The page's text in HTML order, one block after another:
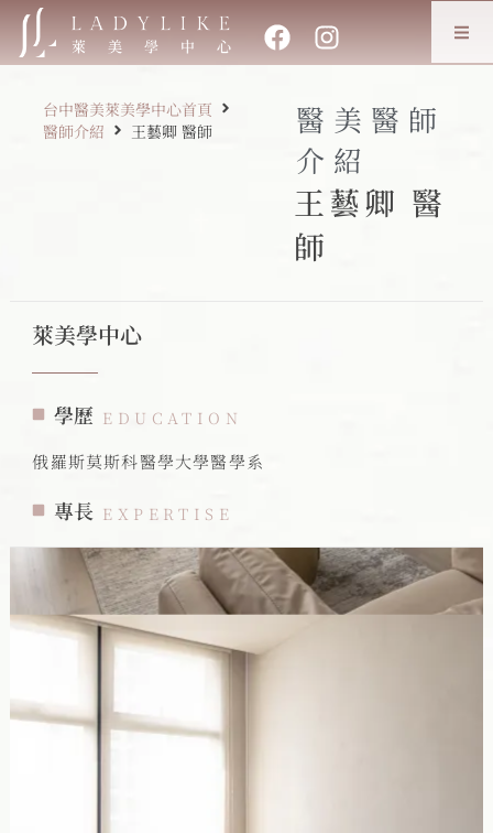
醫美醫師
介紹
王藝卿 醫
師
台中醫美萊美學中心首頁
醫師介紹
王藝卿 醫師
萊美學中心
學歷 EDUCATION
俄羅斯莫斯科醫學大學醫學系
專長 EXPERTISE